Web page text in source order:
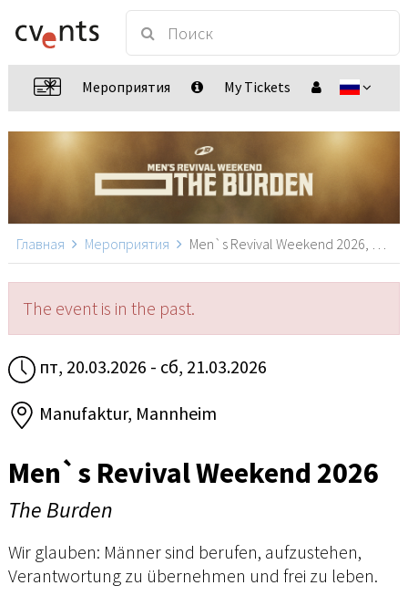
Мероприятия My Tickets
Главная Мероприятия Men`s Revival Weekend 2026, Mannheim
The event is in the past.
пт, 20.03.2026 - сб, 21.03.2026
Manufaktur, Mannheim
Men`s Revival Weekend 2026
The Burden
Wir glauben: Männer sind berufen, aufzustehen,
Verantwortung zu übernehmen und frei zu leben.